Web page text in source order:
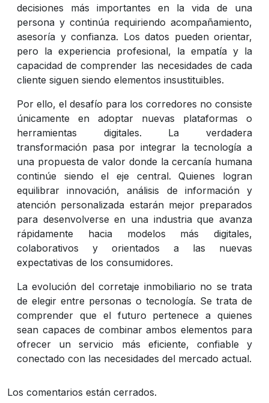
decisiones más importantes en la vida de una
persona y continúa requiriendo acompañamiento,
asesoría y confianza. Los datos pueden orientar,
pero la experiencia profesional, la empatía y la
capacidad de comprender las necesidades de cada
cliente siguen siendo elementos insustituibles.
Por ello, el desafío para los corredores no consiste
únicamente en adoptar nuevas plataformas o
herramientas digitales. La verdadera
transformación pasa por integrar la tecnología a
una propuesta de valor donde la cercanía humana
continúe siendo el eje central. Quienes logran
equilibrar innovación, análisis de información y
atención personalizada estarán mejor preparados
para desenvolverse en una industria que avanza
rápidamente hacia modelos más digitales,
colaborativos y orientados a las nuevas
expectativas de los consumidores.
La evolución del corretaje inmobiliario no se trata
de elegir entre personas o tecnología. Se trata de
comprender que el futuro pertenece a quienes
sean capaces de combinar ambos elementos para
ofrecer un servicio más eficiente, confiable y
conectado con las necesidades del mercado actual.
Los comentarios están cerrados.